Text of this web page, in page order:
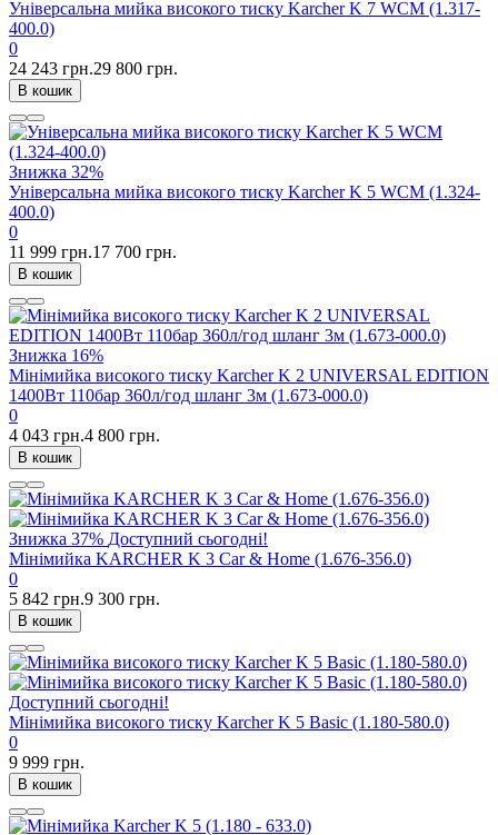
Універсальна мийка високого тиску Karcher K 7 WCM (1.317-
400.0)
0
24 243 грн.29 800 грн.
В кошик
Знижка 32%
Універсальна мийка високого тиску Karcher K 5 WCM (1.324-
400.0)
0
11 999 грн.17 700 грн.
В кошик
Знижка 16%
Мінімийка високого тиску Karcher K 2 UNIVERSAL EDITION
1400Вт 110бар 360л/год шланг 3м (1.673-000.0)
0
4 043 грн.4 800 грн.
В кошик
Знижка 37% Доступний сьогодні!
Мінімийка KARCHER K 3 Car & Home (1.676-356.0)
0
5 842 грн.9 300 грн.
В кошик
Доступний сьогодні!
Мінімийка високого тиску Karcher K 5 Basic (1.180-580.0)
0
9 999 грн.
В кошик